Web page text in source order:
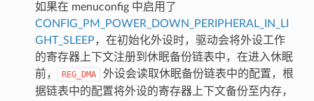
如果在 menuconfig 中启用了
CONFIG_PM_POWER_DOWN_PERIPHERAL_IN_LI
GHT_SLEEP，在初始化外设时，驱动会将外设工作
的寄存器上下文注册到休眠备份链表中，在进入休眠
前，
REG_DMA
外设会读取休眠备份链表中的配置，根
据链表中的配置将外设的寄存器上下文备份至内存，